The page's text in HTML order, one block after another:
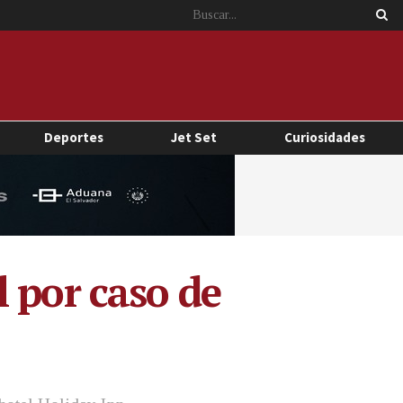
Deportes Jet Set Curiosidades
caso de